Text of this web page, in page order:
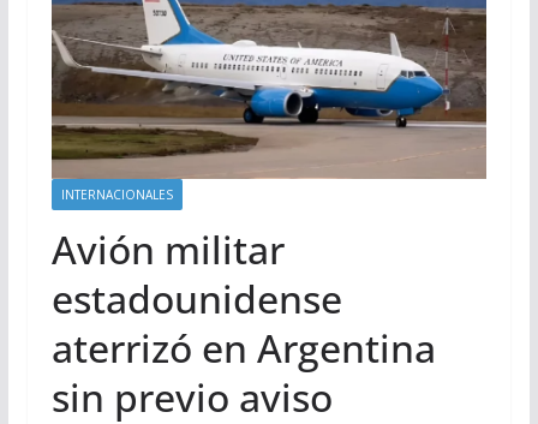
INTERNACIONALES
Avión militar
estadounidense
aterrizó en Argentina
sin previo aviso